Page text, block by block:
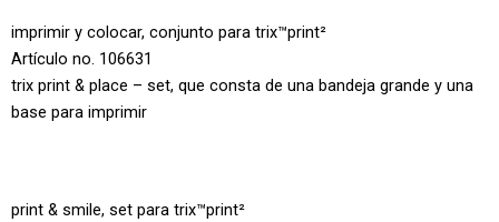
imprimir y colocar, conjunto para trix™print²
Artículo no. 106631
trix print & place – set, que consta de una bandeja grande y una
base para imprimir
print & smile, set para trix™print²